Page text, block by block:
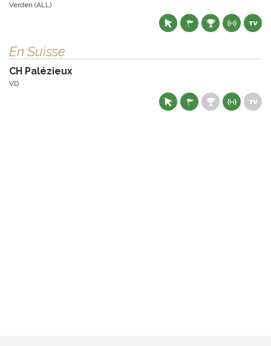
Verden (ALL)
En Suisse
CH Palézieux
VD